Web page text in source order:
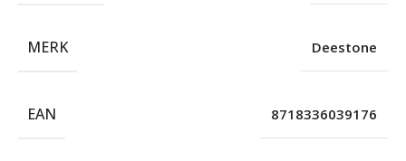
MERK Deestone
EAN 8718336039176